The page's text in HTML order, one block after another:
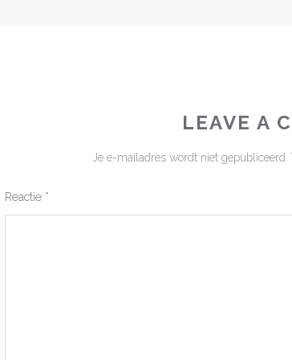
LEAVE A
Je e-mailadres wordt niet gepubliceerd.
Reactie *